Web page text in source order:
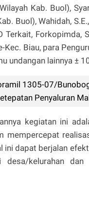
Kab. Buol),
Buol), Wahidah,
Terkait, Forkopimda,
Kec. Biau, para
undangan lainnya ±
1305-07/
Penyaluran
kegiatan ini
mempercepat
ini dapat berjalan
desa/kelurahan